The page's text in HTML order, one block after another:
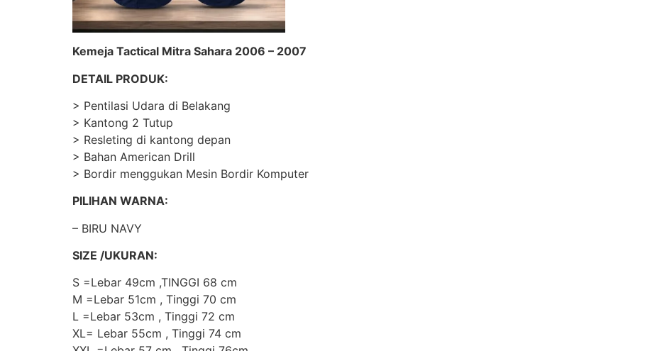
Kemeja Tactical Mitra Sahara 2006 – 2007
DETAIL PRODUK:
> Pentilasi Udara di Belakang
> Kantong 2 Tutup
> Resleting di kantong depan
> Bahan American Drill
> Bordir menggukan Mesin Bordir Komputer
PILIHAN WARNA:
– BIRU NAVY
SIZE /UKURAN:
S =Lebar 49cm ,TINGGI 68 cm
M =Lebar 51cm , Tinggi 70 cm
L =Lebar 53cm , Tinggi 72 cm
XL= Lebar 55cm , Tinggi 74 cm